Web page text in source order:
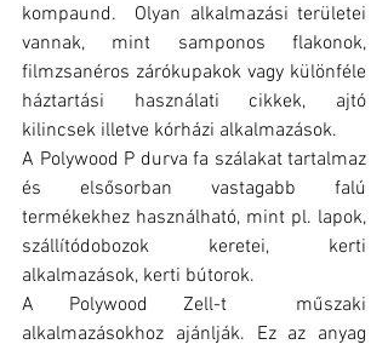
kompaund.  Olyan alkalmazási területei
vannak, mint samponos flakonok,
filmzsanéros zárókupakok vagy különféle
háztartási használati cikkek, ajtó
kilincsek illetve kórházi alkalmazások.
A Polywood P durva fa szálakat tartalmaz
és elsősorban vastagabb falú
termékekhez használható, mint pl. lapok,
szállítódobozok keretei, kerti
alkalmazások, kerti bútorok.
A Polywood Zell-t  műszaki
alkalmazásokhoz ajánlják. Ez az anyag